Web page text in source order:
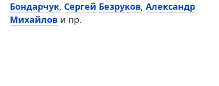
Бондарчук, Сергей Безруков, Александр
Михайлов и пр.